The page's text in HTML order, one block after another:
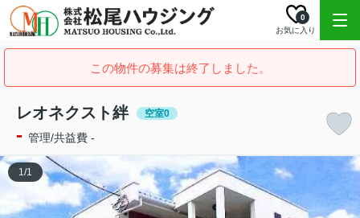
お気に入り
0
この物件の募集は終了しました。
レオネクスト絆 空室0
- 管理/共益費 -
1/1